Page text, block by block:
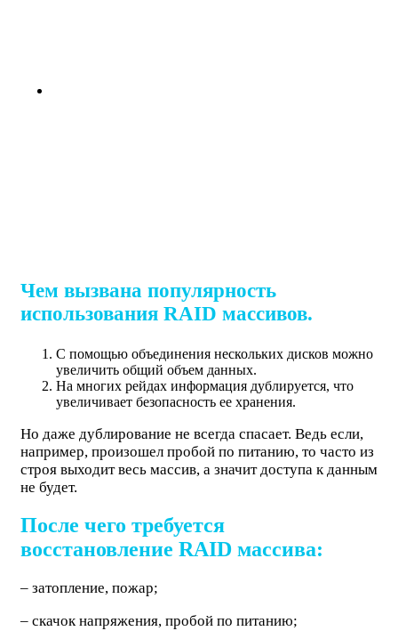
Чем вызвана популярность
использования RAID массивов.
С помощью объединения нескольких дисков можно
увеличить общий объем данных.
На многих рейдах информация дублируется, что
увеличивает безопасность ее хранения.
Но даже дублирование не всегда спасает. Ведь если,
например, произошел пробой по питанию, то часто из
строя выходит весь массив, а значит доступа к данным
не будет.
После чего требуется
восстановление RAID массива:
– затопление, пожар;
– скачок напряжения, пробой по питанию;